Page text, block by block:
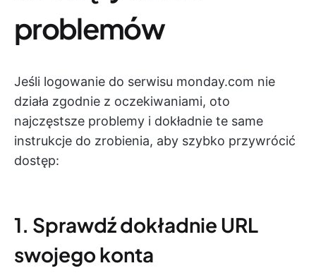
problemów
Jeśli logowanie do serwisu monday.com nie
działa zgodnie z oczekiwaniami, oto
najczęstsze problemy i dokładnie te same
instrukcje do zrobienia, aby szybko przywrócić
dostęp:
1. Sprawdź dokładnie URL
swojego konta